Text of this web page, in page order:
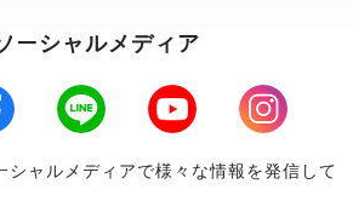
ーシャルメディア
LINE Youtube
Instagram
シャルメディアで様々な情報を発信して